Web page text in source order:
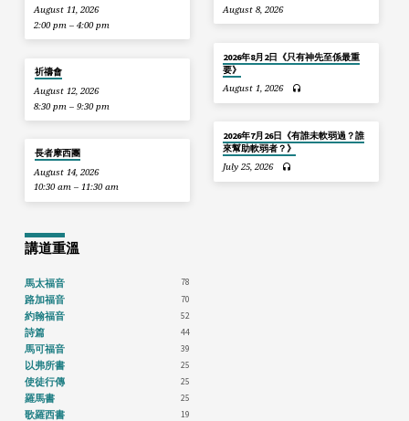
August 11, 2026
2:00 pm – 4:00 pm
祈禱會
August 12, 2026
8:30 pm – 9:30 pm
長者摩西團
August 14, 2026
10:30 am – 11:30 am
August 8, 2026
2026年8月2日《只有神先至係最重
要》
August 1, 2026
2026年7月26日《有誰未軟弱過？誰
來幫助軟弱者？》
July 25, 2026
講道重溫
馬太福音 78
路加福音 70
約翰福音 52
詩篇 44
馬可福音 39
以弗所書 25
使徒行傳 25
羅馬書 25
歌羅西書 19